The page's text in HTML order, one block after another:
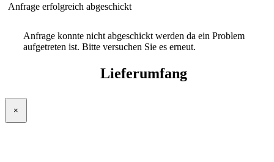
Anfrage erfolgreich abgeschickt
Anfrage konnte nicht abgeschickt werden da ein Problem
aufgetreten ist. Bitte versuchen Sie es erneut.
Lieferumfang
×